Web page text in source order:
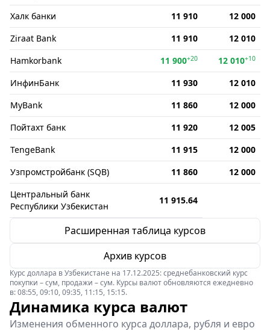
Халк банки
11 910
12 000
Ziraat Bank
11 910
12 010
Hamkorbank
11 900+20 12 010+10
ИнфинБанк 11 930
12 010
MyBank
11 860
12 000
Пойтахт банк
11 920
12 005
TengeBank
11 915
12 000
Узпромстройбанк (SQB)
11 860
12 000
Центральный банк
Республики Узбекистан
11 915.64
Расширенная таблица курсов
Архив курсов
Курс доллара в Узбекистане на 17.12.2025: среднебанковский курс
покупки – сум, продажи – сум. Курсы валют обновляются ежедневно
в: 08:55, 09:10, 09:35, 11:15, 15:15.
Динамика курса валют
Изменения обменного курса доллара, рубля и евро